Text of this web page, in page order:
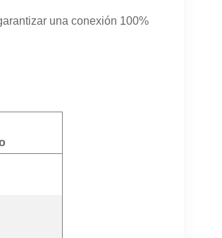
una conexión 100%